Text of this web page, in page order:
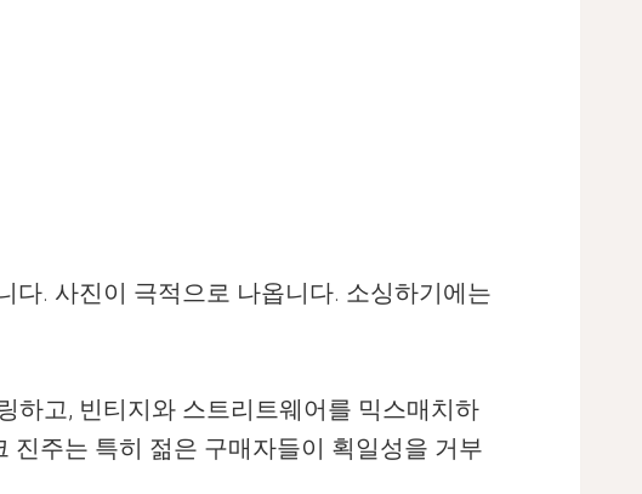
다. 사진이 극적으로 나옵니다. 소싱하기에는
하고, 빈티지와 스트리트웨어를 믹스매치하
진주는 특히 젊은 구매자들이 획일성을 거부